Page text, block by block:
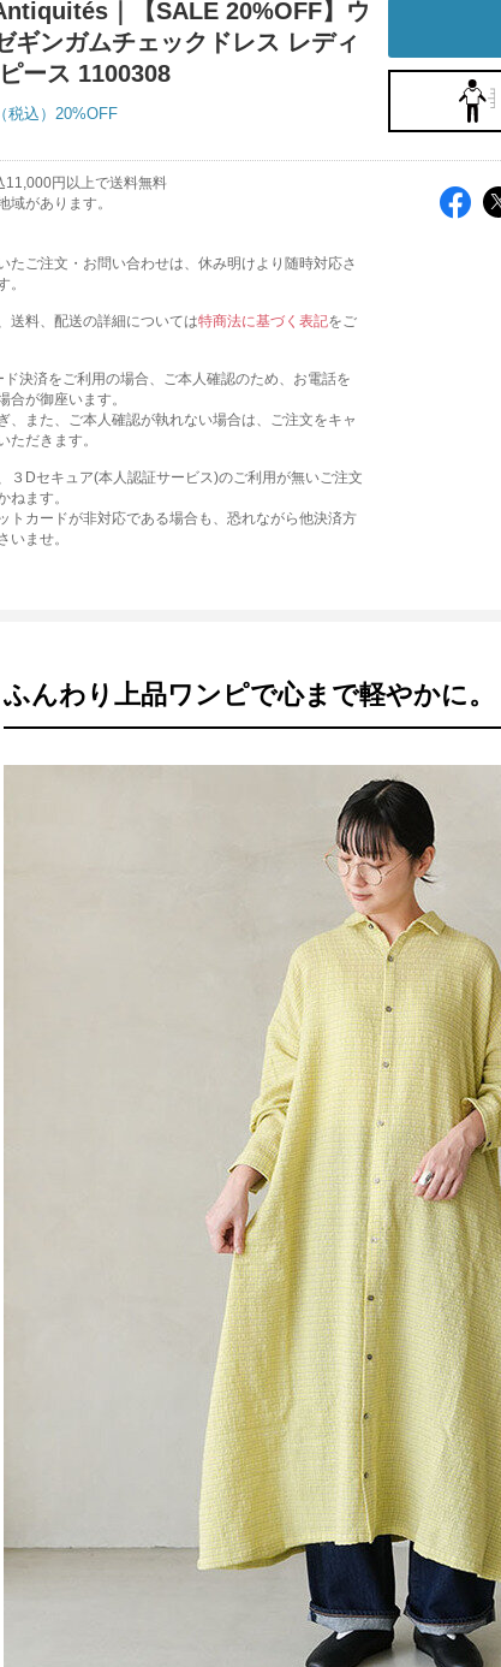
｜【SALE 20%OFF】ウ
ギンガムチェックドレス レディ
ース 1100308
20%OFF
11,000円以上で送料無料
があります。
たご注文・お問い合わせは、休み明けより随時対応さ
。
送料、配送の詳細については特商法に基づく表記をご
決済をご利用の場合、ご本人確認のため、お電話を
合が御座います。
、また、ご本人確認が執れない場合は、ご注文をキャ
ただきます。
３Dセキュア(本人認証サービス)のご利用が無いご注文
ねます。
トカードが非対応である場合も、恐れながら他決済方
いませ。
ふんわり上品ワンピで心まで軽やかに。